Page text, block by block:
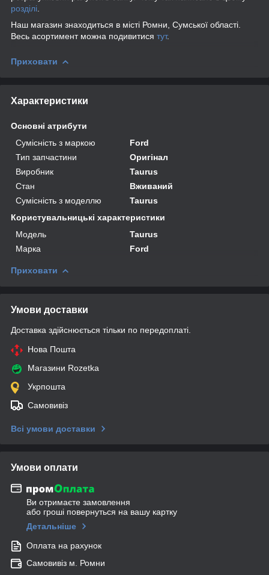
розділі
Наш магазин знаходиться в місті Ромни, Сумської області.
Весь асортимент можна подивитися тут.
Приховати
Характеристики
Основні атрибути
Сумісність з маркою
Ford
Тип запчастини
Оригінал
Виробник
Taurus
Стан
Вживаний
Сумісність з моделлю
Taurus
Користувальницькі характеристики
Модель
Taurus
Марка
Ford
Приховати
Умови доставки
Доставка здійснюється тільки по передоплаті.
Нова Пошта
Магазини Rozetka
Укрпошта
Самовивіз
Всі умови доставки
Умови оплати
Ви отримаєте замовлення
або гроші повернуться на вашу картку
Детальніше
Оплата на рахунок
Самовивіз м. Ромни